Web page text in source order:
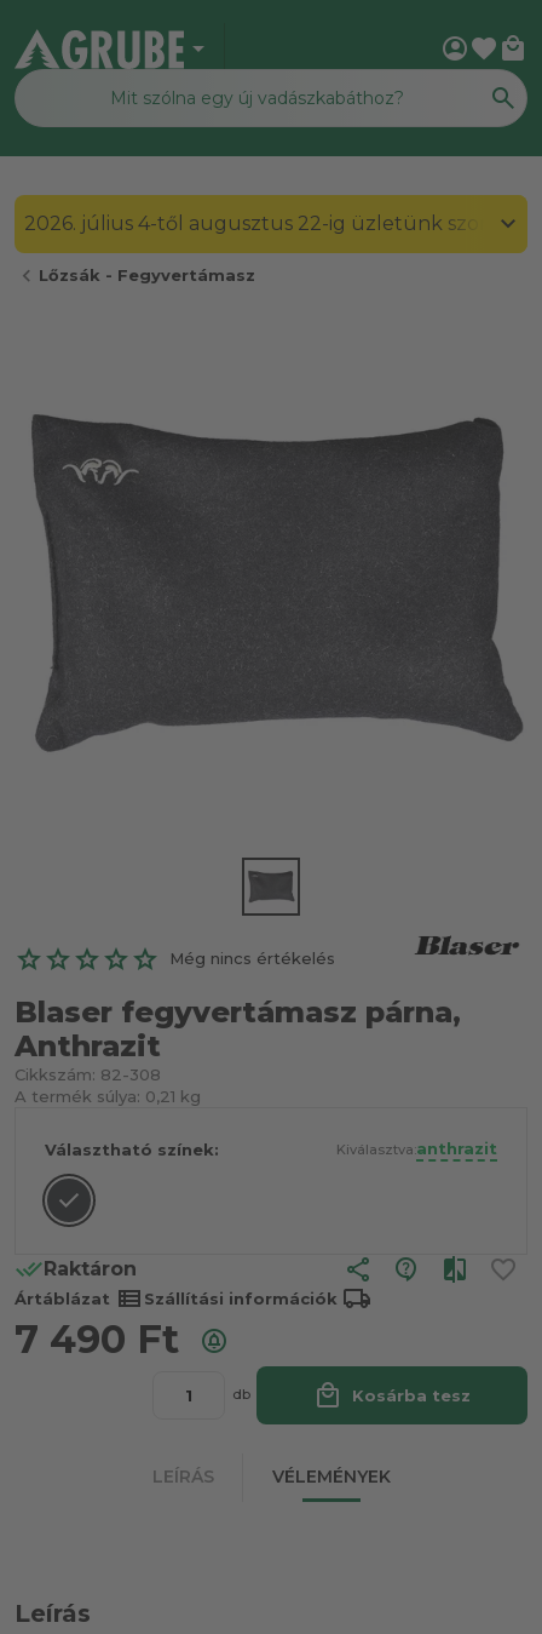
arrow_drop_down account_circlefavorite local_mall
2026. július 4-től augusztus 22-ig üzletünk
chevron_left Lőzsák - Fegyvertámasz
Még nincs értékelés
Blaser fegyvertámasz párna,
Anthrazit
Cikkszám: 82-308
A termék súlya: 0,21 kg
Választható színek: Kiválasztva:anthrazit
Raktáron share
Ártáblázat view_list Szállítási információk local_shipping
7 490 Ft
db local_mall Kosárba tesz
LEÍRÁS VÉLEMÉNYEK
Leírás